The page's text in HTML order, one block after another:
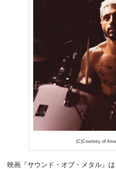
出典:
無料期間中の解約もOK
＼＼30日間無料!!お
今すぐ無料でAmazonプ
(C)Courtesy of
映画『サウンド・オブ・メタル』